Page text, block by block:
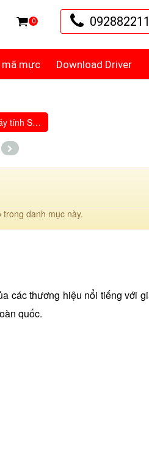
0
mã mực Download Driver
Màn hình máy tính Samsung
danh mục này.
các thương hiệu nổi tiếng với
quốc.